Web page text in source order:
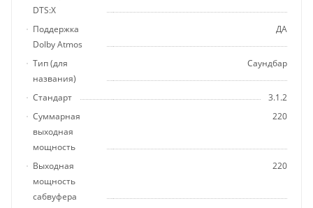
DTS:X
Поддержка
Dolby Atmos
ДА
Тип (для
названия)
Саундбар
Стандарт
3.1.2
Суммарная
выходная
мощность
220
Выходная
мощность
сабвуфера
220